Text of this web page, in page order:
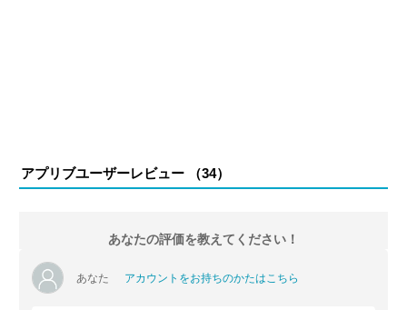
アプリブユーザーレビュー （34）
あなたの評価を教えてください！
あなた アカウントをお持ちのかたはこちら